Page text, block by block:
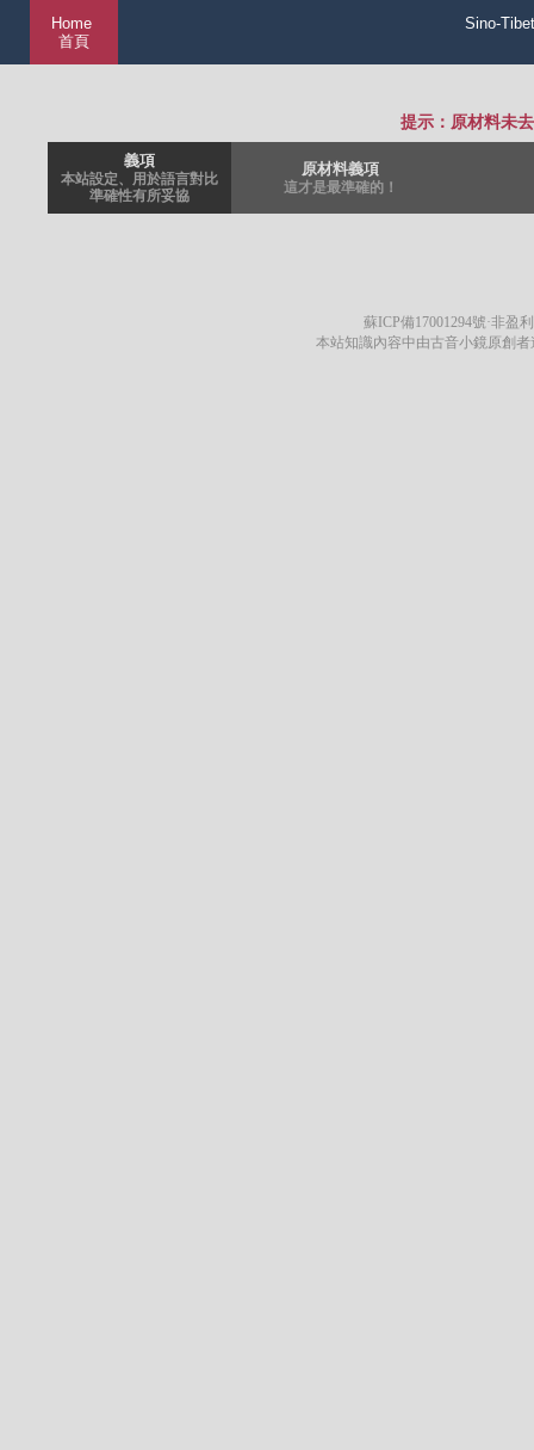
Home
首頁
Sino-
提示：原材料未
義項
本站設定、用於語言對比
準確性有所妥協
原材料義項
這才是最準確的！
蘇ICP備17001294號·非盈
本站知識內容中由古音小鏡原創